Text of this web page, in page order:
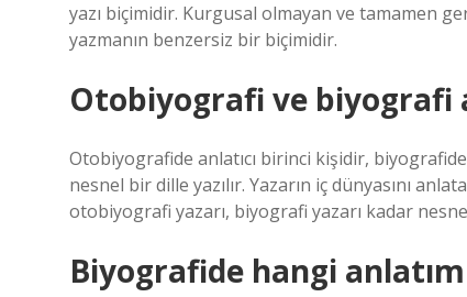
yazı biçimidir. Kurgusal olmayan ve tamamen
yazmanın benzersiz bir biçimidir.
Otobiyografi ve biyografi
Otobiyografide anlatıcı birinci kişidir,
nesnel bir dille yazılır. Yazarın iç dünyasını
otobiyografi yazarı, biyografi yazarı kadar
Biyografide hangi